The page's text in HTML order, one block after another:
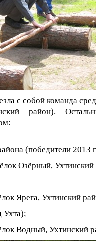
с собой команда
район).
(победители 2013
Озёрный, Ухтинский
Ярега, Ухтинский
Ухта);
Водный, Ухтинский